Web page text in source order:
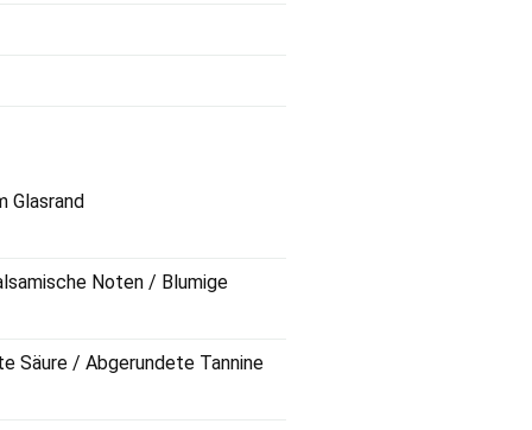
Glasrand
Noten / Blumige
Säure / Abgerundete Tannine